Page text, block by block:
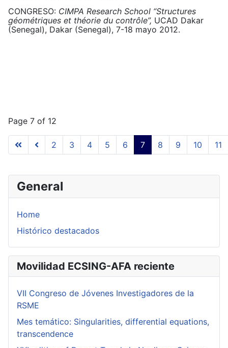
General
Home
Histórico destacados
Movilidad ECSING-AFA reciente
VII Congreso de Jóvenes Investigadores de la
RSME
Mes temático: Singularities, differential equations,
transcendence
CONGRESO: CIMPA Research School “Structures
géométriques et théorie du contrôle”, UCAD Dakar
(Senegal), Dakar (Senegal), 7-18 mayo 2012.
Page 7 of 12
2 3 4 5 6 7 8 9 10 11